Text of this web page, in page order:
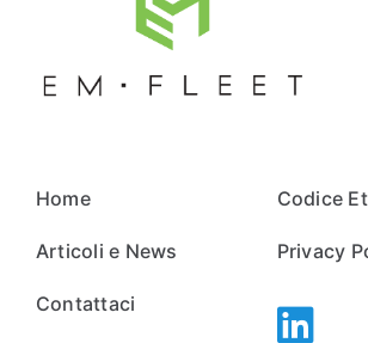
Home
Articoli e News
Contattaci
Codice
Privacy